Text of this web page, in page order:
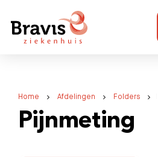
Home Afdelingen Folders
Pijnmeting